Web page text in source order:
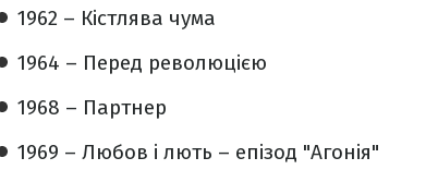
1962 – Кістлява чума
1964 – Перед революцією
1968 – Партнер
1969 – Любов і лють – епізод "Агонія"